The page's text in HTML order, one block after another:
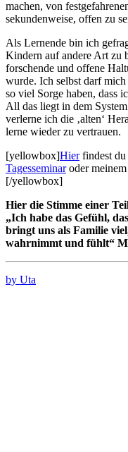
machen, von
sekundenweise, offen zu
Als Lernende bin ich
Kindern auf andere Art zu
forschende und offene
wurde. Ich selbst darf
so viel Sorge haben, dass
All das liegt in dem
verlerne ich die ‚alten‘
lerne wieder zu vertrauen.
[yellowbox]Hierfindest du
Tagesseminaroder meinem
[/yellowbox]
Hier die Stimme einer
„Ich habe das Gefühl,
bringt uns als Familie
wahrnimmt und fühlt“
by Uta